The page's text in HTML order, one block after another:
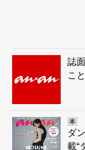
誌
こ
本
ダ
載“